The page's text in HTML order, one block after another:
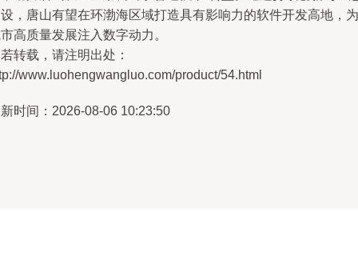
，唐山有望在环渤海区域打造具有影响力的软件开发高地，为
高质量发展注入数字动力。
转载，请注明出处：
www.luohengwangluo.com/product/54.html
时间：2026-08-06 10:23:50